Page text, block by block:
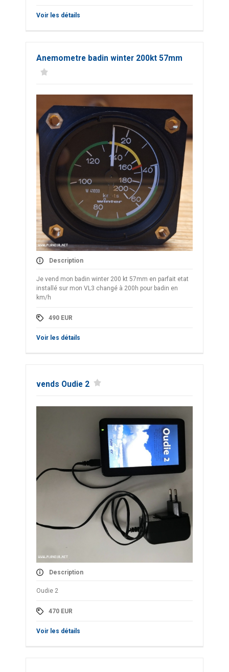
Voir les détails
Anemometre badin winter 200kt 57mm
Description
Je vend mon badin winter 200 kt 57mm en parfait etat
installé sur mon VL3 changé à 200h pour badin en
km/h
490 EUR
Voir les détails
vends Oudie 2
Description
Oudie 2
470 EUR
Voir les détails